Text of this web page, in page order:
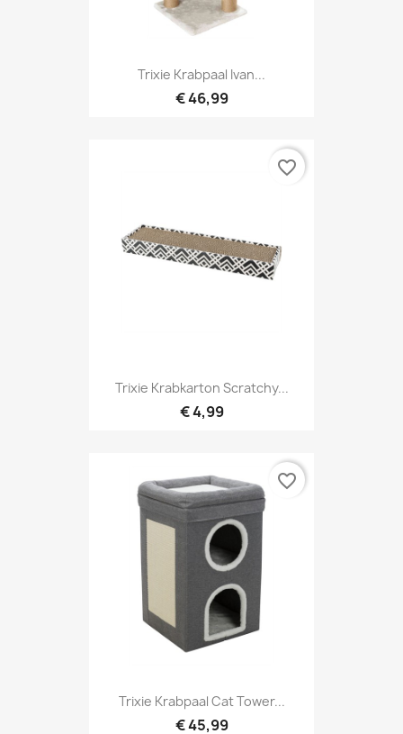
Trixie Krabpaal Ivan...
€ 46,99
Trixie Krabkarton Scratchy...
€ 4,99
favorite_border
Trixie Krabpaal Cat Tower...
€ 45,99
favorite_border